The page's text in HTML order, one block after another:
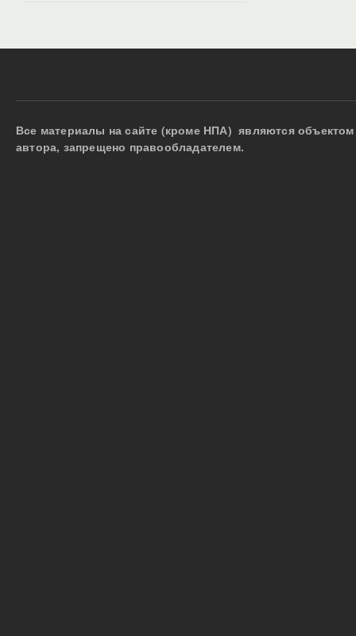
Все материалы на сайте (кроме НПА) являются
автора, запрещено правообладателем.